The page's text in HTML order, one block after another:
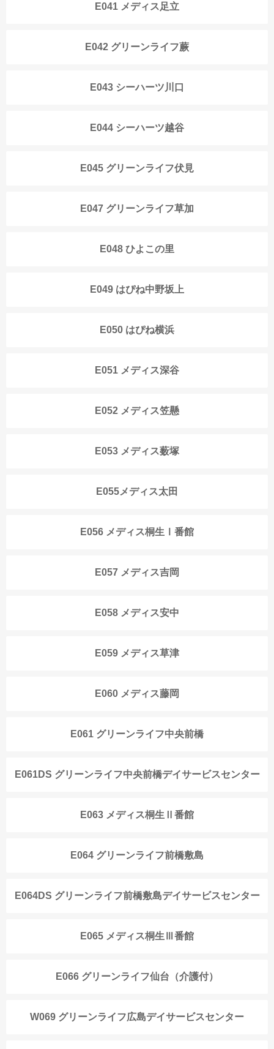
E041 メディス足立
E042 グリーンライフ蕨
E043 シーハーツ川口
E044 シーハーツ越谷
E045 グリーンライフ伏見
E047 グリーンライフ草加
E048 ひよこの里
E049 はぴね中野坂上
E050 はぴね横浜
E051 メディス深谷
E052 メディス笠懸
E053 メディス薮塚
E055メディス太田
E056 メディス桐生Ⅰ番館
E057 メディス吉岡
E058 メディス安中
E059 メディス草津
E060 メディス藤岡
E061 グリーンライフ中央前橋
E061DS グリーンライフ中央前橋デイサービスセンター
E063 メディス桐生Ⅱ番館
E064 グリーンライフ前橋敷島
E064DS グリーンライフ前橋敷島デイサービスセンター
E065 メディス桐生Ⅲ番館
E066 グリーンライフ仙台（介護付）
W069 グリーンライフ広島デイサービスセンター